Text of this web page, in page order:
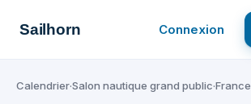
Sailhorn Connexion
Calendrier·Salon nautique grand public·France